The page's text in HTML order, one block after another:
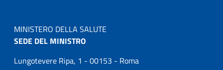
MINISTERO DELLA SALUTE
SEDE DEL MINISTRO
Lungotevere Ripa, 1 - 00153 - Roma